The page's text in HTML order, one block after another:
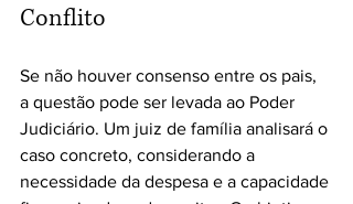
Conflito
Se não houver consenso entre os pais,
a questão pode ser levada ao Poder
Judiciário. Um juiz de família analisará o
caso concreto, considerando a
necessidade da despesa e a capacidade